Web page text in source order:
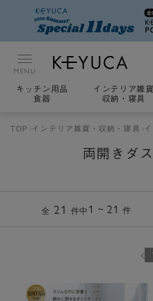
MENU
キッチン用品
食器
インテリア雑貨
収納・寝具
TOP インテリア雑貨・収納・寝具 イ
両開きダ
全 21 件中1 ~ 21 件
1